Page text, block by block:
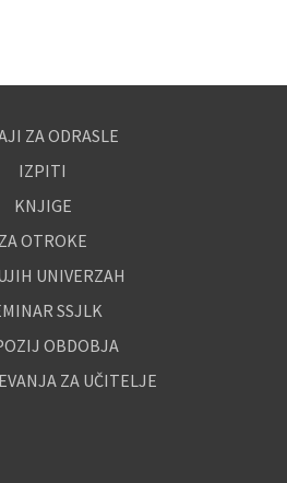
ZA ODRASLE
IZPITI
KNJIGE
ZA OTROKE
UNIVERZAH
SSJLK
OBDOBJA
ZA UČITELJE